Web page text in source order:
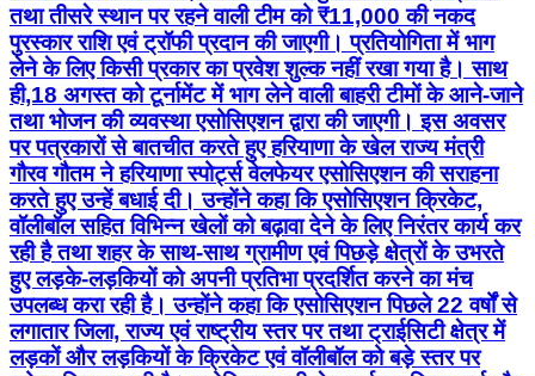
तथा तीसरे स्थान पर रहने वाली टीम को ₹11,000 की नकद
पुरस्कार राशि एवं ट्रॉफी प्रदान की जाएगी। प्रतियोगिता में भाग
लेने के लिए किसी प्रकार का प्रवेश शुल्क नहीं रखा गया है। साथ
ही,18 अगस्त को टूर्नामेंट में भाग लेने वाली बाहरी टीमों के आने-जाने
तथा भोजन की व्यवस्था एसोसिएशन द्वारा की जाएगी। इस अवसर
पर पत्रकारों से बातचीत करते हुए हरियाणा के खेल राज्य मंत्री
गौरव गौतम ने हरियाणा स्पोर्ट्स वेलफेयर एसोसिएशन की सराहना
करते हुए उन्हें बधाई दी। उन्होंने कहा कि एसोसिएशन क्रिकेट,
वॉलीबॉल सहित विभिन्न खेलों को बढ़ावा देने के लिए निरंतर कार्य कर
रही है तथा शहर के साथ-साथ ग्रामीण एवं पिछड़े क्षेत्रों के उभरते
हुए लड़के-लड़कियों को अपनी प्रतिभा प्रदर्शित करने का मंच
उपलब्ध करा रही है। उन्होंने कहा कि एसोसिएशन पिछले 22 वर्षों से
लगातार जिला, राज्य एवं राष्ट्रीय स्तर पर तथा ट्राईसिटी क्षेत्र में
लड़कों और लड़कियों के क्रिकेट एवं वॉलीबॉल को बड़े स्तर पर